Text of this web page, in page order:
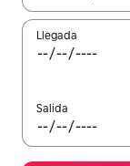
Llegada
Salida